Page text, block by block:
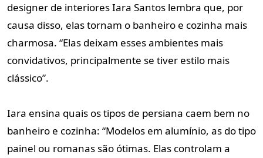
designer de interiores Iara Santos lembra que, por
causa disso, elas tornam o banheiro e cozinha mais
charmosa. “Elas deixam esses ambientes mais
convidativos, principalmente se tiver estilo mais
clássico”.
Iara ensina quais os tipos de persiana caem bem no
banheiro e cozinha: “Modelos em alumínio, as do tipo
painel ou romanas são ótimas. Elas controlam a